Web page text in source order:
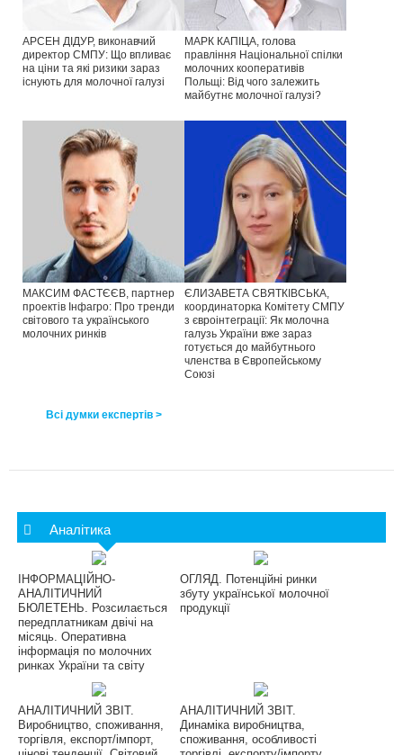
АРСЕН ДІДУР, виконавчий
директор СМПУ: Що впливає
на ціни та які ризики зараз
існують для молочної галузі
МАРК КАПІЦА, голова
правління Національної спілки
молочних кооперативів
Польщі: Від чого залежить
майбутнє молочної галузі?
МАКСИМ ФАСТЄЄВ, партнер
проектів Інфагро: Про тренди
світового та українського
молочних ринків
ЄЛИЗАВЕТА СВЯТКІВСЬКА,
координаторка Комітету СМПУ
з євроінтеграції: Як молочна
галузь України вже зараз
готується до майбутнього
членства в Європейському
Союзі
Всі думки експертів >
Аналітика
ІНФОРМАЦІЙНО-
АНАЛІТИЧНИЙ
БЮЛЕТЕНЬ. Розсилається
передплатникам двічі на
місяць. Оперативна
інформація по молочних
ринках України та світу
ОГЛЯД. Потенційні ринки
збуту української молочної
продукції
АНАЛІТИЧНИЙ ЗВІТ.
Виробництво, споживання,
торгівля, експорт/імпорт,
АНАЛІТИЧНИЙ ЗВІТ.
Динаміка виробництва,
споживання, особливості